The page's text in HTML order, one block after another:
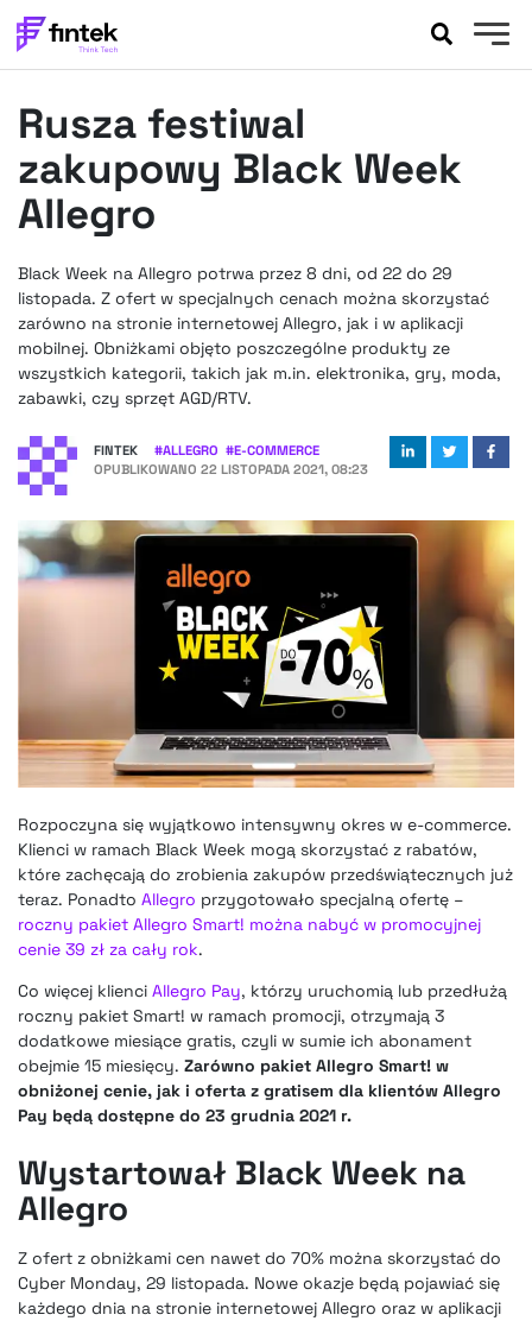
BANKOWOŚĆ
EVENTY
FELIETONY
WYWIADY
PODCASTY
FINTEKEXTRA
OKIEM EKSPERTA
Rusza festiwal
zakupowy Black Week
Allegro
Black Week na Allegro potrwa przez 8 dni, od 22 do 29
listopada. Z ofert w specjalnych cenach można skorzystać
zarówno na stronie internetowej Allegro, jak i w aplikacji
mobilnej. Obniżkami objęto poszczególne produkty ze
wszystkich kategorii, takich jak m.in. elektronika, gry, moda,
zabawki, czy sprzęt AGD/RTV.
FINTEK #ALLEGRO #E-COMMERCE
OPUBLIKOWANO 22 LISTOPADA 2021, 08:23
Rozpoczyna się wyjątkowo intensywny okres w e-commerce.
Klienci w ramach Black Week mogą skorzystać z rabatów,
które zachęcają do zrobienia zakupów przedświątecznych już
teraz. Ponadto Allegro przygotowało specjalną ofertę –
roczny pakiet Allegro Smart! można nabyć w promocyjnej
cenie 39 zł za cały rok.
Co więcej klienci Allegro Pay, którzy uruchomią lub przedłużą
roczny pakiet Smart! w ramach promocji, otrzymają 3
dodatkowe miesiące gratis, czyli w sumie ich abonament
obejmie 15 miesięcy. Zarówno pakiet Allegro Smart! w
obniżonej cenie, jak i oferta z gratisem dla klientów Allegro
Pay będą dostępne do 23 grudnia 2021 r.
Wystartował Black Week na
Allegro
Z ofert z obniżkami cen nawet do 70% można skorzystać do
Cyber Monday, 29 listopada. Nowe okazje będą pojawiać się
każdego dnia na stronie internetowej Allegro oraz w aplikacji